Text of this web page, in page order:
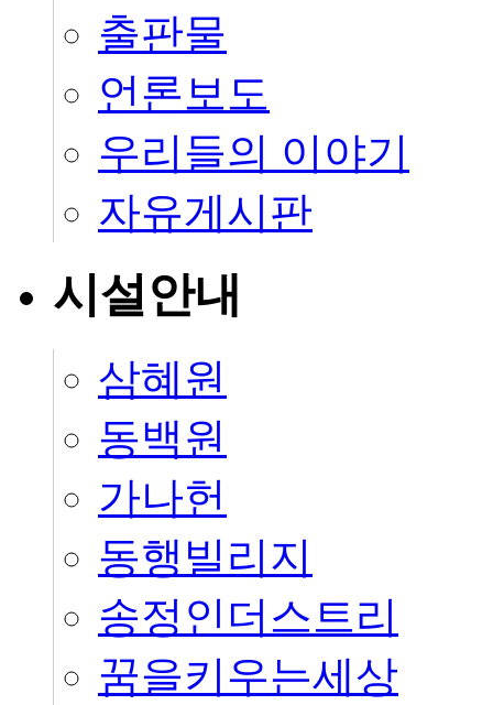
출판물
언론보도
우리들의 이야기
자유게시판
시설안내
삼혜원
동백원
가나헌
동행빌리지
송정인더스트리
꿈을키우는세상